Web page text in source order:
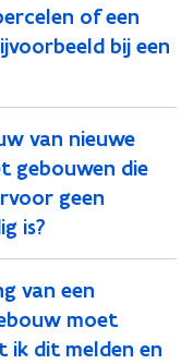
of een
bij een
van nieuwe
gebouwen die
geen
is?
van een
moet
ik dit melden en